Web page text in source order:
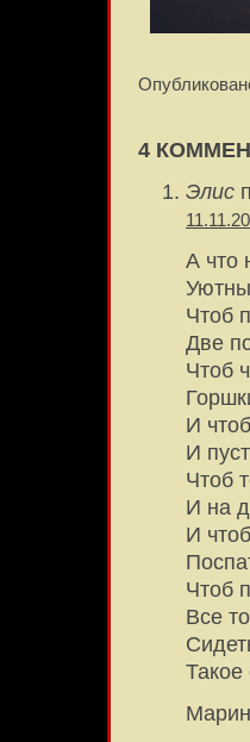
4
Элис
А что
Чтоб
Две
Чтоб
И
И
Чтоб
И на
И
Чтоб
Все